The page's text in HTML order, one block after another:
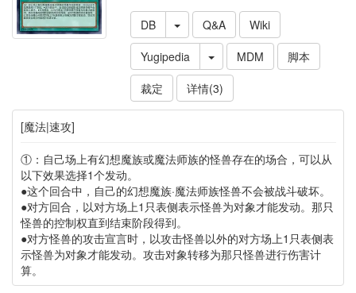
DB Q&A
Wiki
Yugipedia
MDM
脚本
裁定
详情(3)
[魔法|速攻]
①：自己场上有幻想魔族或魔法师族的怪兽存在的场合，可以从
以下效果选择1个发动。
●这个回合中，自己的幻想魔族·魔法师族怪兽不会被战斗破坏。
●对方回合，以对方场上1只表侧表示怪兽为对象才能发动。那只
怪兽的控制权直到结束阶段得到。
●对方怪兽的攻击宣言时，以攻击怪兽以外的对方场上1只表侧表
示怪兽为对象才能发动。攻击对象转移为那只怪兽进行伤害计
算。